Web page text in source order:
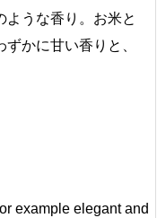
ような香り。お米と
かに甘い香りと、
example elegant and